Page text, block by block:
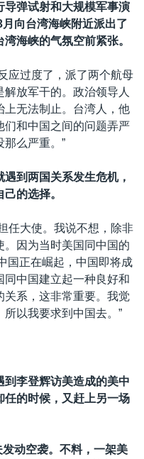
导弹试射和大规模军事演
月向台湾海峡附近派出了
海峡的气氛空前紧张。
应过度了，派了两个航母
放军干的。政治领导人
上无法制止。台湾人，他
们和中国之间的问题弄严
么严重。”
到两国关系发生危机，
的选择。
任大使。我说不想，除非
因为当时美国同中国的
国正在崛起，中国即将成
同中国建立起一种良好和
关系，这非常重要。我觉
以我要求到中国去。”
李登辉访美造成的美中
任的时候，又赶上另一场
动空袭。不料，一架美